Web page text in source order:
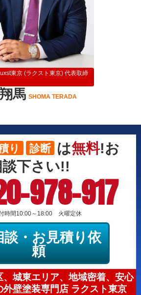
東京 (ラクスト東京) 代表取締
馬 SHOMA TERADA
り 診断 は無料!お
下さい!!
978-917
時間10:00～18:00 火曜定休
談・お見積り依
頼
、城東エリア、地域密着、安心
壁塗装専門店 ラクスト東京